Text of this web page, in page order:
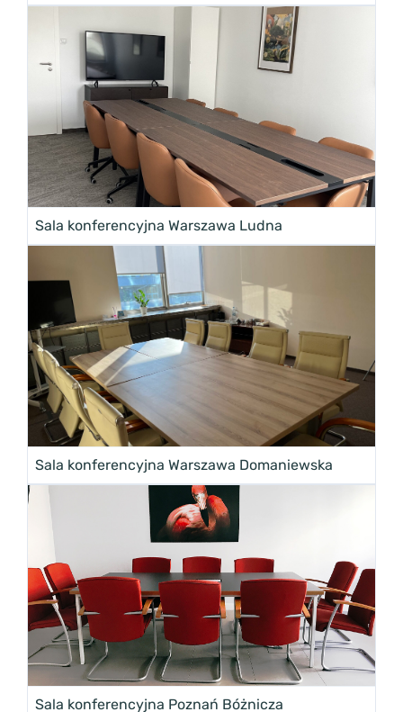
Sala konferencyjna Warszawa Ludna
Sala konferencyjna Warszawa Domaniewska
Sala konferencyjna Poznań Bóżnicza